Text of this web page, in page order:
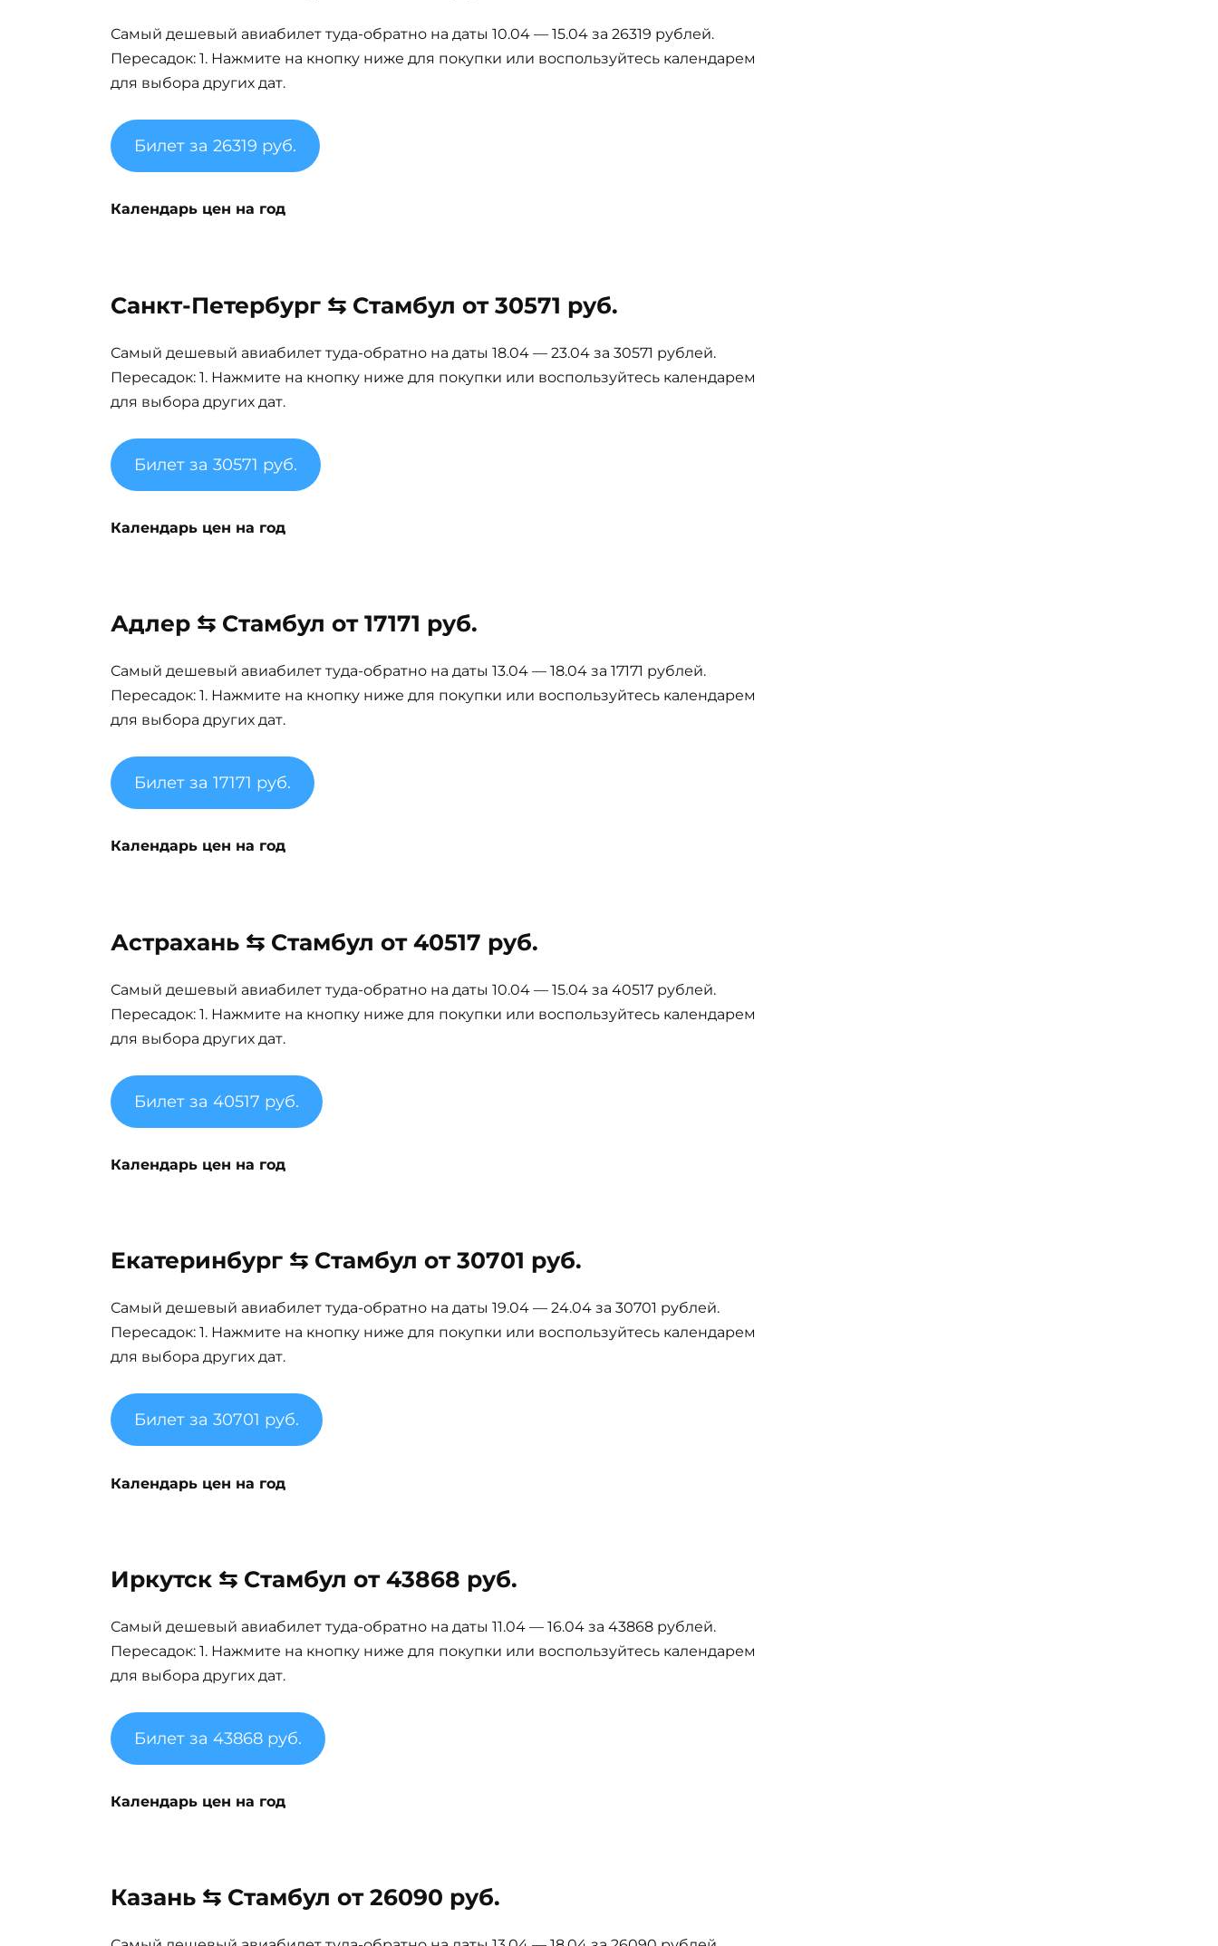
Самый дешевый авиабилет туда-обратно на даты 10.04 — 15.04 за 26319 рублей.
Пересадок: 1. Нажмите на кнопку ниже для покупки или воспользуйтесь календарем
для выбора других дат.
Билет за 26319 руб.
Календарь цен на год
Санкт-Петербург ⇆ Стамбул от 30571 руб.
Самый дешевый авиабилет туда-обратно на даты 18.04 — 23.04 за 30571 рублей.
Пересадок: 1. Нажмите на кнопку ниже для покупки или воспользуйтесь календарем
для выбора других дат.
Билет за 30571 руб.
Календарь цен на год
Адлер ⇆ Стамбул от 17171 руб.
Самый дешевый авиабилет туда-обратно на даты 13.04 — 18.04 за 17171 рублей.
Пересадок: 1. Нажмите на кнопку ниже для покупки или воспользуйтесь календарем
для выбора других дат.
Билет за 17171 руб.
Календарь цен на год
Астрахань ⇆ Стамбул от 40517 руб.
Самый дешевый авиабилет туда-обратно на даты 10.04 — 15.04 за 40517 рублей.
Пересадок: 1. Нажмите на кнопку ниже для покупки или воспользуйтесь календарем
для выбора других дат.
Билет за 40517 руб.
Календарь цен на год
Екатеринбург ⇆ Стамбул от 30701 руб.
Самый дешевый авиабилет туда-обратно на даты 19.04 — 24.04 за 30701 рублей.
Пересадок: 1. Нажмите на кнопку ниже для покупки или воспользуйтесь календарем
для выбора других дат.
Билет за 30701 руб.
Календарь цен на год
Иркутск ⇆ Стамбул от 43868 руб.
Самый дешевый авиабилет туда-обратно на даты 11.04 — 16.04 за 43868 рублей.
Пересадок: 1. Нажмите на кнопку ниже для покупки или воспользуйтесь календарем
для выбора других дат.
Билет за 43868 руб.
Календарь цен на год
Казань ⇆ Стамбул от 26090 руб.